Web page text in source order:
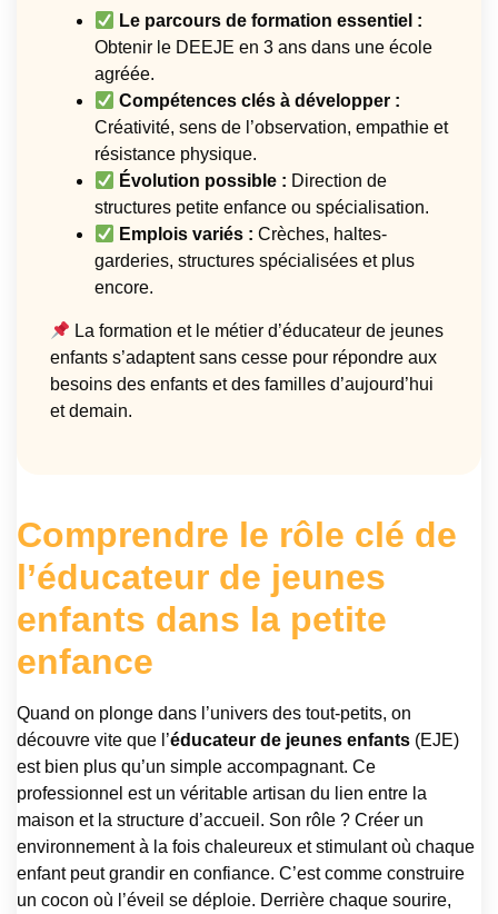
Le parcours de formation essentiel :
Obtenir le DEEJE en 3 ans dans une école
agréée.
Compétences clés à développer :
Créativité, sens de l’observation, empathie et
résistance physique.
Évolution possible : Direction de
structures petite enfance ou spécialisation.
Emplois variés : Crèches, haltes-
garderies, structures spécialisées et plus
encore.
La formation et le métier d’éducateur de jeunes
enfants s’adaptent sans cesse pour répondre aux
besoins des enfants et des familles d’aujourd’hui
et demain.
Comprendre le rôle clé de
l’éducateur de jeunes
enfants dans la petite
enfance
Quand on plonge dans l’univers des tout-petits, on
découvre vite que l’éducateur de jeunes enfants (EJE)
est bien plus qu’un simple accompagnant. Ce
professionnel est un véritable artisan du lien entre la
maison et la structure d’accueil. Son rôle ? Créer un
environnement à la fois chaleureux et stimulant où chaque
enfant peut grandir en confiance. C’est comme construire
un cocon où l’éveil se déploie. Derrière chaque sourire,